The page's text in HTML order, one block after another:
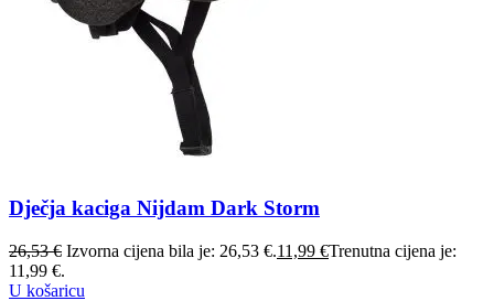
Dječja kaciga Nijdam Dark Storm
26,53€ Izvorna cijena bila je: 26,53 €.11,99 €Trenutna cijena je:
11,99 €.
U košaricu